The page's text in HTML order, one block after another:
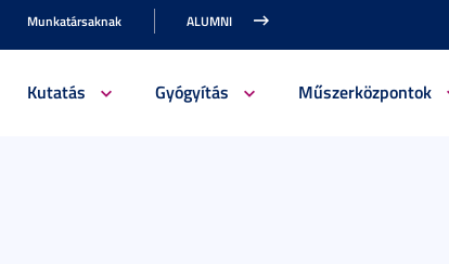
Munkatársaknak ALUMNI
Kutatás Gyógyítás Műszerközpontok